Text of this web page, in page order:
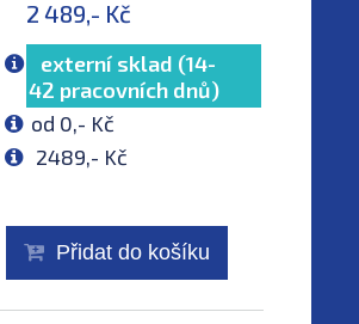
2 489,- Kč
externí sklad (14-
42 pracovních dnů)
od 0,- Kč
2489,- Kč
Přidat do košíku